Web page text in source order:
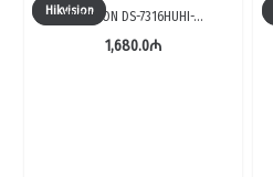
Hikvision
HIKVISION DS-7316HUHI-…
1,680.0₼